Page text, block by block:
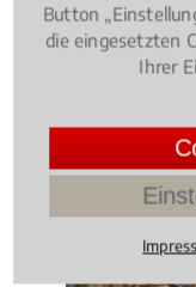
Button
die eingesetzten
Ihrer